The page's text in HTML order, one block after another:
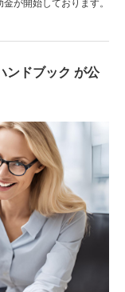
が開始しております。
ドブック が公